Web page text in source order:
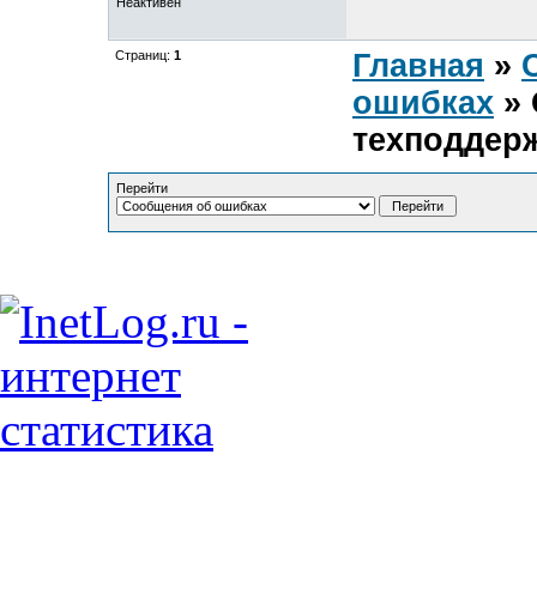
Страниц: 1 Главная »
ошибках »
Перейти